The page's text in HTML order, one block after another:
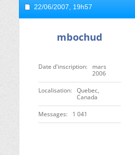
22/06/2007, 19h57
mbochud
Date d'inscription
mars
2006
Localisation
Quebec,
Canada
Messages 1 041